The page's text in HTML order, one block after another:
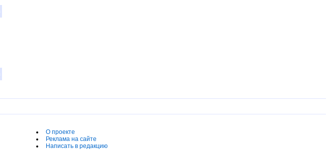
О проекте
Реклама на сайте
Написать в редакцию